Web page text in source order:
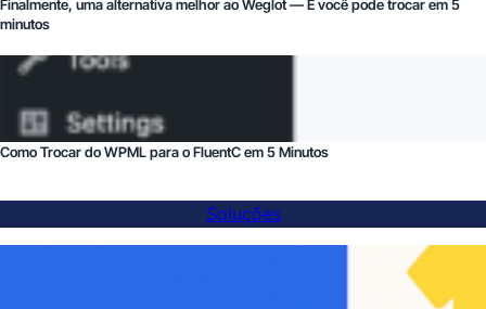
Finalmente, uma alternativa melhor ao Weglot — E você pode trocar em 5
minutos
Como Trocar do WPML para o FluentC em 5 Minutos
Soluções